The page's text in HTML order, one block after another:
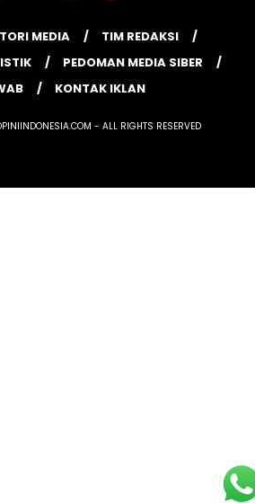
MEDIA
TIM REDAKSI
PEDOMAN MEDIA SIBER
KONTAK IKLAN
- ALL RIGHTS RESERVED